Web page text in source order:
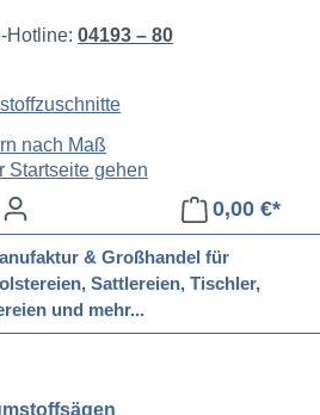
Hotline:04193 – 80
nach Maß
0,00 €*
& Großhandel für
Sattlereien, Tischler,
und mehr...